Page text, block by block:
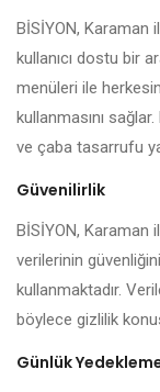
BİSİYON, Karaman
kullanıcı dostu bir
menüleri ile
kullanmasını
ve çaba tasarrufu
Güvenilirlik
BİSİYON, Karaman
verilerinin
kullanmaktadır.
böylece gizlilik
Günlük